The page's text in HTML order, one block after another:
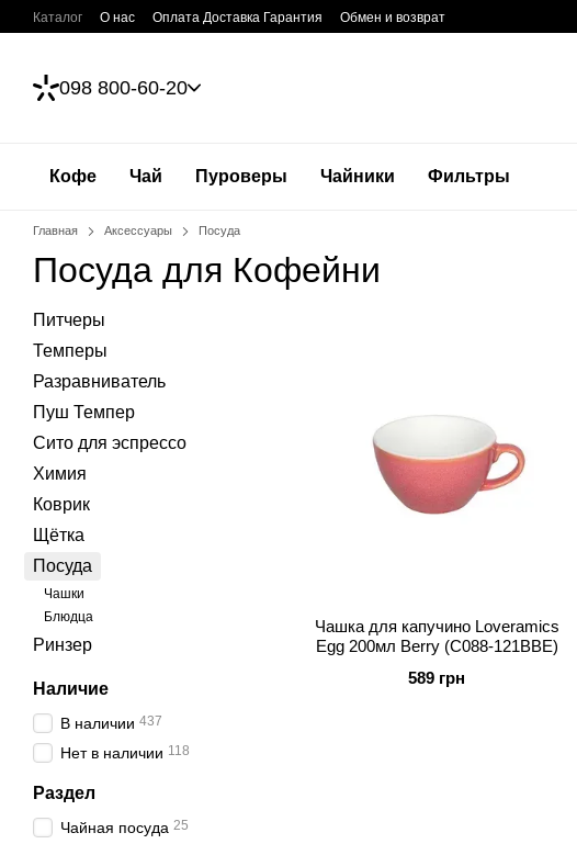
Перейти к основному контенту
Каталог О нас Оплата Доставка Гарантия
Обмен и возврат
098 800-60-20
Кофе Чай Пуроверы Чайники Фильтры
Главная Аксессуары Посуда
Посуда для Кофейни
Чашка для капучино Loveramics
Egg 200мл Berry (C088-121BBE)
589 грн
Питчеры
Темперы
Разравниватель
Пуш Темпер
Сито для эспрессо
Химия
Коврик
Щётка
Посуда
Чашки
Блюдца
Ринзер
Наличие
В наличии 437
Нет в наличии 118
Раздел
Чайная посуда 25